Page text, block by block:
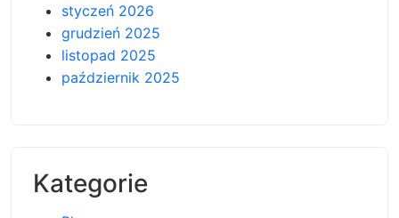
styczeń 2026
grudzień 2025
listopad 2025
październik 2025
Kategorie